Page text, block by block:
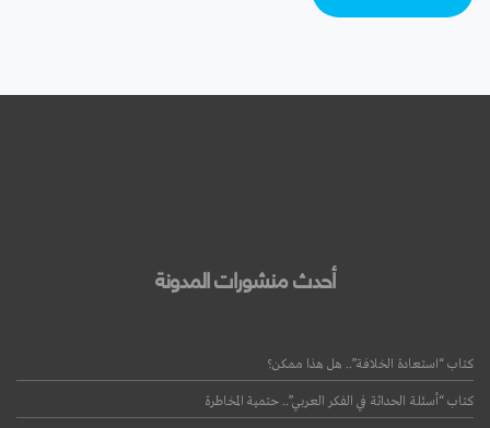
أحدث منشورات المدونة
كتاب “استعادة الخلافة”.. هل هذا ممكن؟
كتاب “أسئلة الحداثة في الفكر العربي”.. حتمية المخاطرة